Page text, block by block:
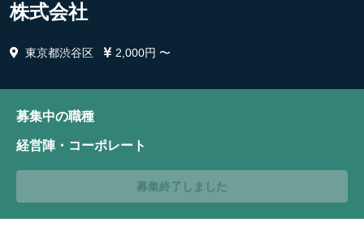
株式会社
東京都渋谷区 2,000円 〜
募集中の職種
経営陣・コーポレート
募集終了しました